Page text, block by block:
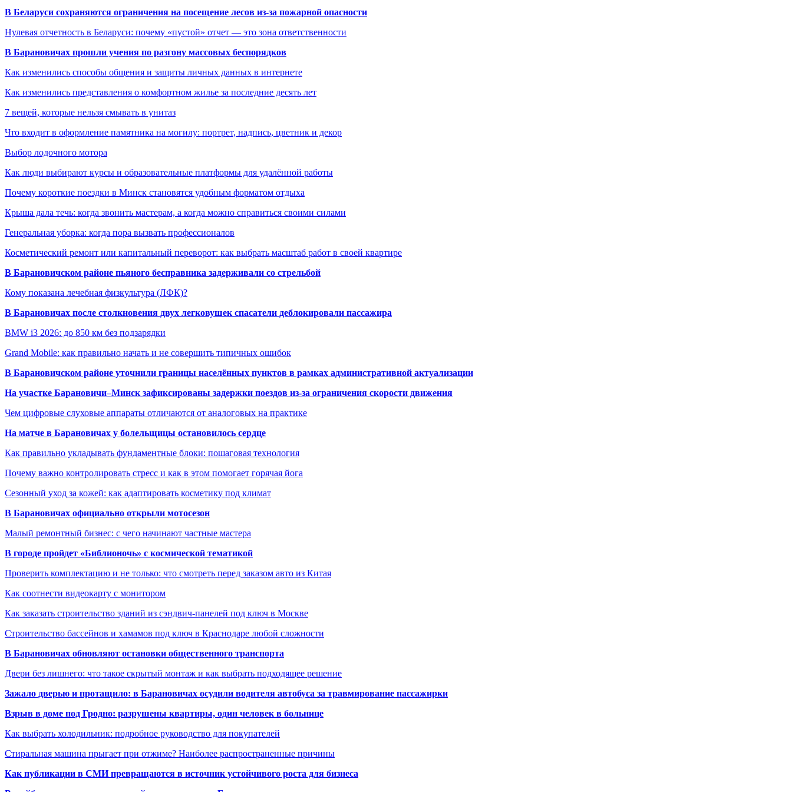
В Беларуси сохраняются ограничения на посещение лесов из-за пожарной опасности
Нулевая отчетность в Беларуси: почему «пустой» отчет — это зона ответственности
В Барановичах прошли учения по разгону массовых беспорядков
Как изменились способы общения и защиты личных данных в интернете
Как изменились представления о комфортном жилье за последние десять лет
7 вещей, которые нельзя смывать в унитаз
Что входит в оформление памятника на могилу: портрет, надпись, цветник и декор
Выбор лодочного мотора
Как люди выбирают курсы и образовательные платформы для удалённой работы
Почему короткие поездки в Минск становятся удобным форматом отдыха
Крыша дала течь: когда звонить мастерам, а когда можно справиться своими силами
Генеральная уборка: когда пора вызвать профессионалов
Косметический ремонт или капитальный переворот: как выбрать масштаб работ в своей квартире
В Барановичском районе пьяного бесправника задерживали со стрельбой
Кому показана лечебная физкультура (ЛФК)?
В Барановичах после столкновения двух легковушек спасатели деблокировали пассажира
BMW i3 2026: до 850 км без подзарядки
Grand Mobile: как правильно начать и не совершить типичных ошибок
В Барановичском районе уточнили границы населённых пунктов в рамках административной актуализации
На участке Барановичи–Минск зафиксированы задержки поездов из-за ограничения скорости движения
Чем цифровые слуховые аппараты отличаются от аналоговых на практике
На матче в Барановичах у болельщицы остановилось сердце
Как правильно укладывать фундаментные блоки: пошаговая технология
Почему важно контролировать стресс и как в этом помогает горячая йога
Сезонный уход за кожей: как адаптировать косметику под климат
В Барановичах официально открыли мотосезон
Малый ремонтный бизнес: с чего начинают частные мастера
В городе пройдет «Библионочь» с космической тематикой
Проверить комплектацию и не только: что смотреть перед заказом авто из Китая
Как соотнести видеокарту с монитором
Как заказать строительство зданий из сэндвич-панелей под ключ в Москве
Строительство бассейнов и хамамов под ключ в Краснодаре любой сложности
В Барановичах обновляют остановки общественного транспорта
Двери без лишнего: что такое скрытый монтаж и как выбрать подходящее решение
Зажало дверью и протащило: в Барановичах осудили водителя автобуса за травмирование пассажирки
Взрыв в доме под Гродно: разрушены квартиры, один человек в больнице
Как выбрать холодильник: подробное руководство для покупателей
Стиральная машина прыгает при отжиме? Наиболее распространенные причины
Как публикации в СМИ превращаются в источник устойчивого роста для бизнеса